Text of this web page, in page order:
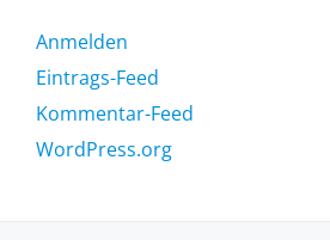
Anmelden
Eintrags-Feed
Kommentar-Feed
WordPress.org